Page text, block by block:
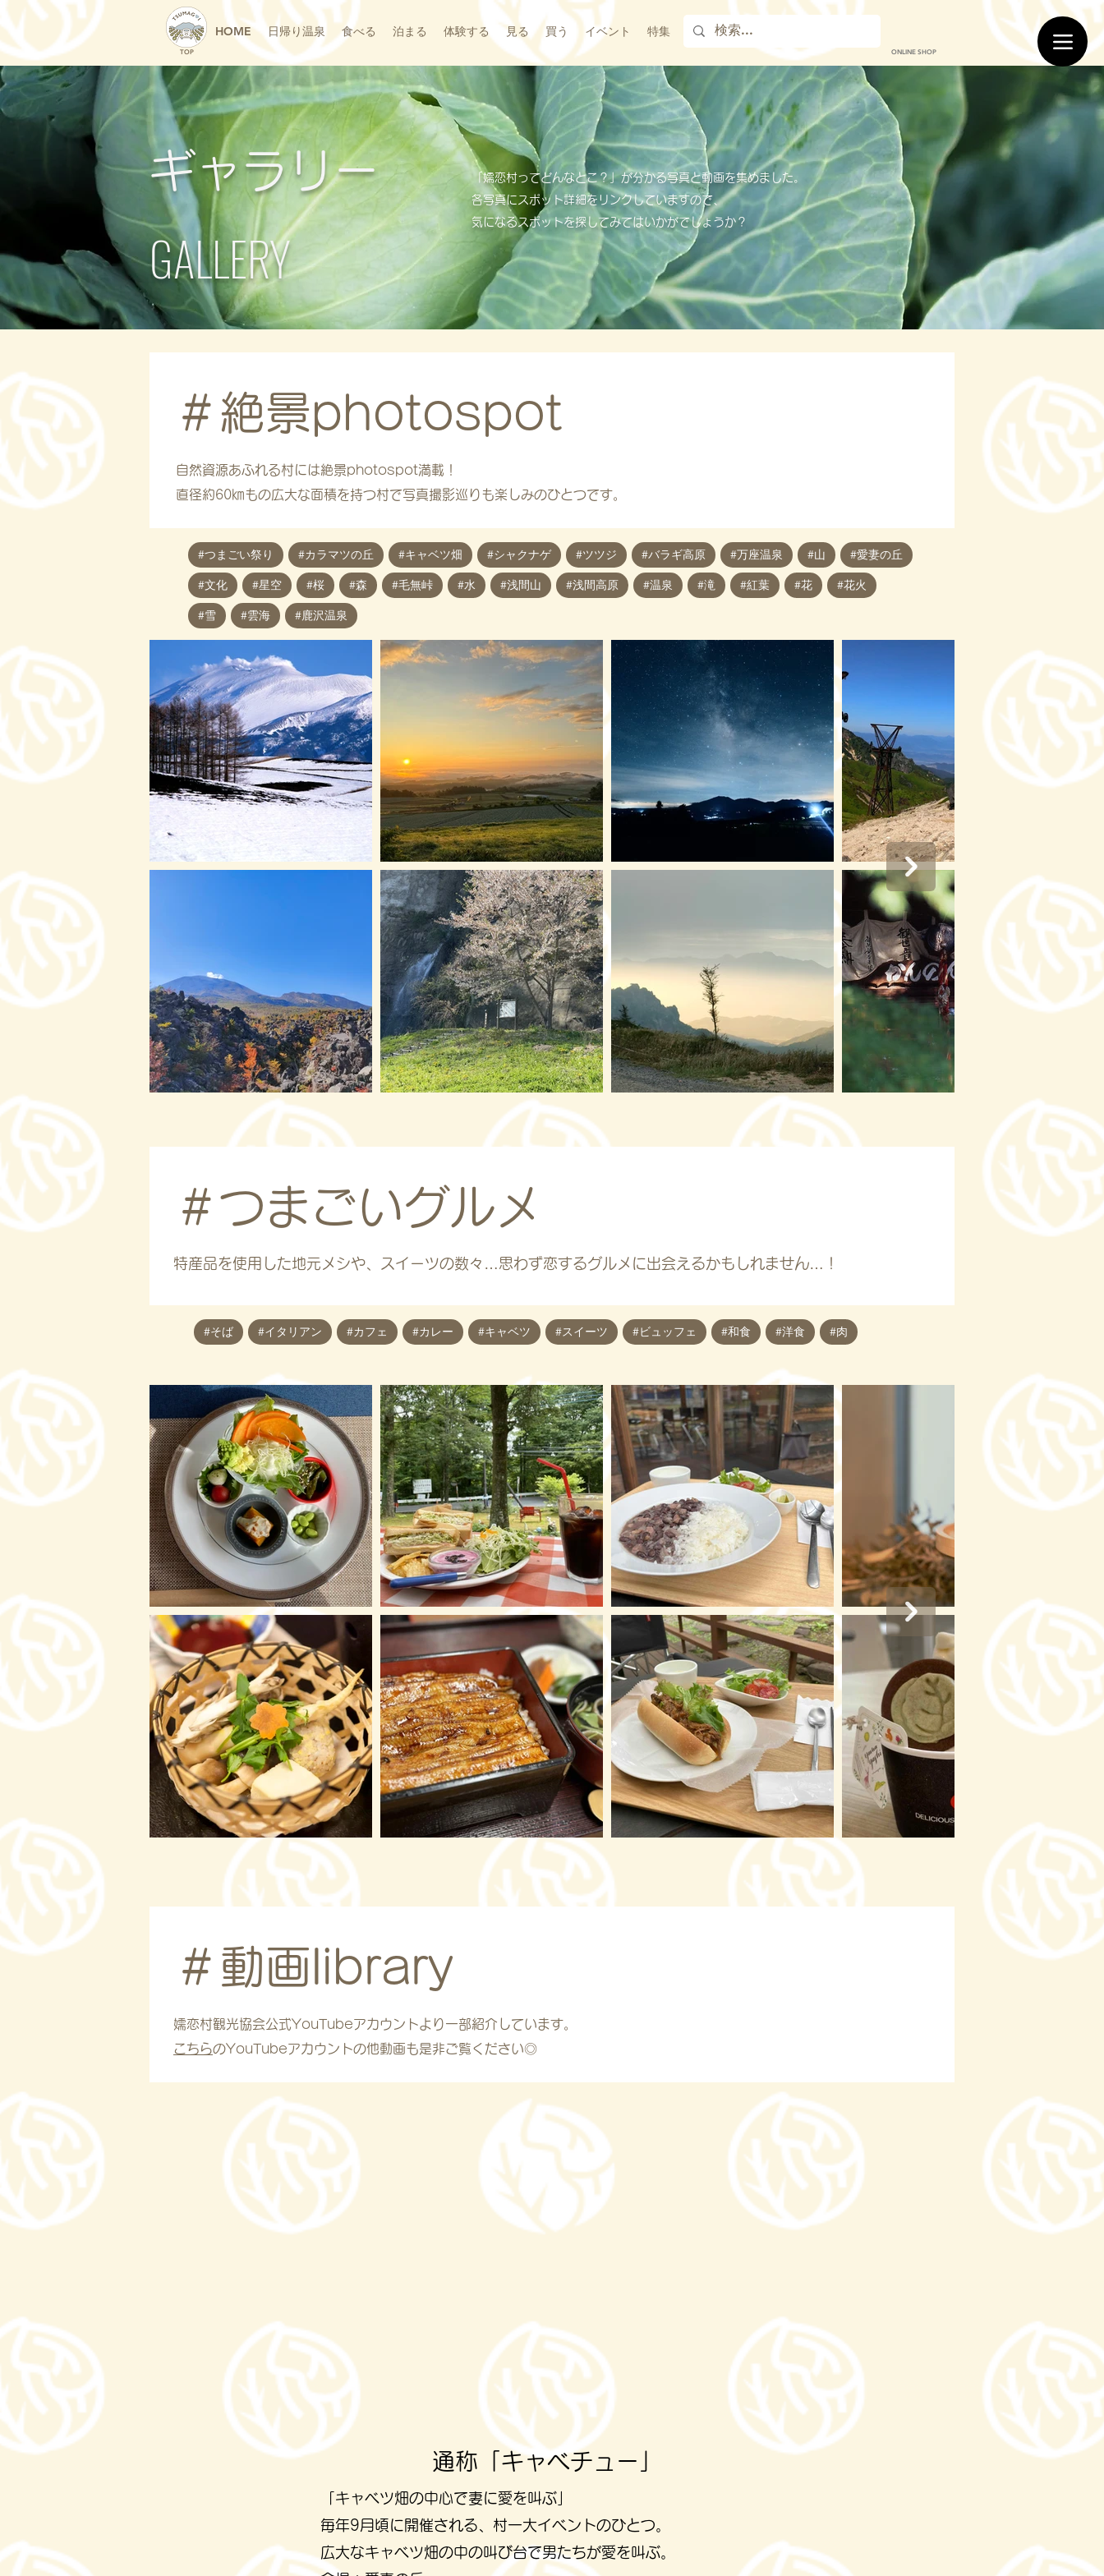
HOME 日帰り温泉 食べる 泊まる 体験する 見る 買う イベント 特集
TOP ONLINE SHOP
ギャラリー
GALLERY
「嬬恋村ってどんなとこ？」が分かる写真と動画を集めました。
各写真にスポット詳細をリンクしていますので、
気になるスポットを探してみてはいかがでしょうか？​
＃絶景photospot
自然資源あふれる村には絶景photospot満載！
​直径約60㎞もの広大な面積を持つ村で写真撮影巡りも楽しみのひとつです。
#つまごい祭り #カラマツの丘 #キャベツ畑 #シャクナゲ #ツツジ #バラギ高原 #万座温泉 #山 #愛妻の丘
#文化 #星空 #桜 #森 #毛無峠 #水 #浅間山 #浅間高原 #温泉 #滝 #紅葉 #花 #花火
#雪 #雲海 #鹿沢温泉
​＃つまごいグルメ
特産品を使用した地元メシや、スイーツの数々…思わず恋するグルメに出会えるかもしれません…！
#そば #イタリアン #カフェ #カレー #キャベツ #スイーツ #ビュッフェ #和食 #洋食 #肉
​＃動画library
嬬恋村観光協会公式YouTubeアカウントより一部紹介しています。
こちらのYouTubeアカウントの他動画も是非ご覧ください◎
​通称「キャベチュー」
​「キャベツ畑の中心で妻に愛を叫ぶ」
​毎年9月頃に開催される、村一大イベントのひとつ。
広大なキャベツ畑の中の叫び台で男たちが愛を叫ぶ。